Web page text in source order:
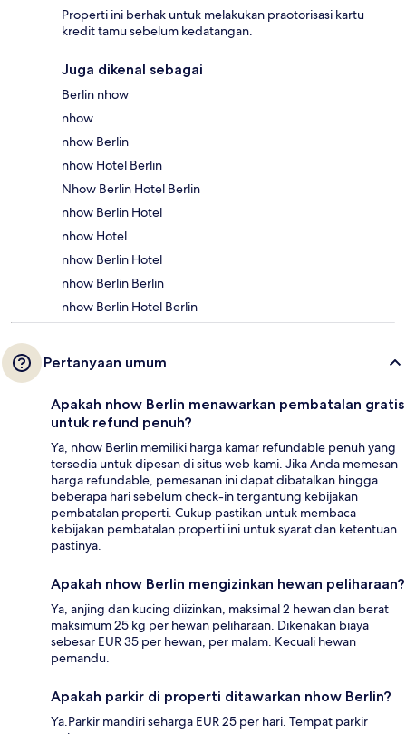
Properti ini berhak untuk melakukan praotorisasi kartu
kredit tamu sebelum kedatangan.
Juga dikenal sebagai
Berlin nhow
nhow
nhow Berlin
nhow Hotel Berlin
Nhow Berlin Hotel Berlin
nhow Berlin Hotel
nhow Hotel
nhow Berlin Hotel
nhow Berlin Berlin
nhow Berlin Hotel Berlin
Pertanyaan umum
Apakah nhow Berlin menawarkan pembatalan gratis
untuk refund penuh?
Ya, nhow Berlin memiliki harga kamar refundable penuh yang
tersedia untuk dipesan di situs web kami. Jika Anda memesan
harga refundable, pemesanan ini dapat dibatalkan hingga
beberapa hari sebelum check-in tergantung kebijakan
pembatalan properti. Cukup pastikan untuk membaca
kebijakan pembatalan properti ini untuk syarat dan ketentuan
pastinya.
Apakah nhow Berlin mengizinkan hewan peliharaan?
Ya, anjing dan kucing diizinkan, maksimal 2 hewan dan berat
maksimum 25 kg per hewan peliharaan. Dikenakan biaya
sebesar EUR 35 per hewan, per malam. Kecuali hewan
pemandu.
Apakah parkir di properti ditawarkan nhow Berlin?
Ya.Parkir mandiri seharga EUR 25 per hari. Tempat parkir